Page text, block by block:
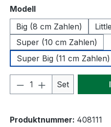
Modellauswählen
Big (8 cm Zahlen)
Super (10 cm Zahlen)
Super Big (11 cm Zahlen)
Produkt Anzahl:
Set
Produktnummer: 408111